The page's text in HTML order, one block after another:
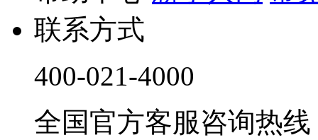
联系方式
400-021-4000
全国官方客服咨询热线